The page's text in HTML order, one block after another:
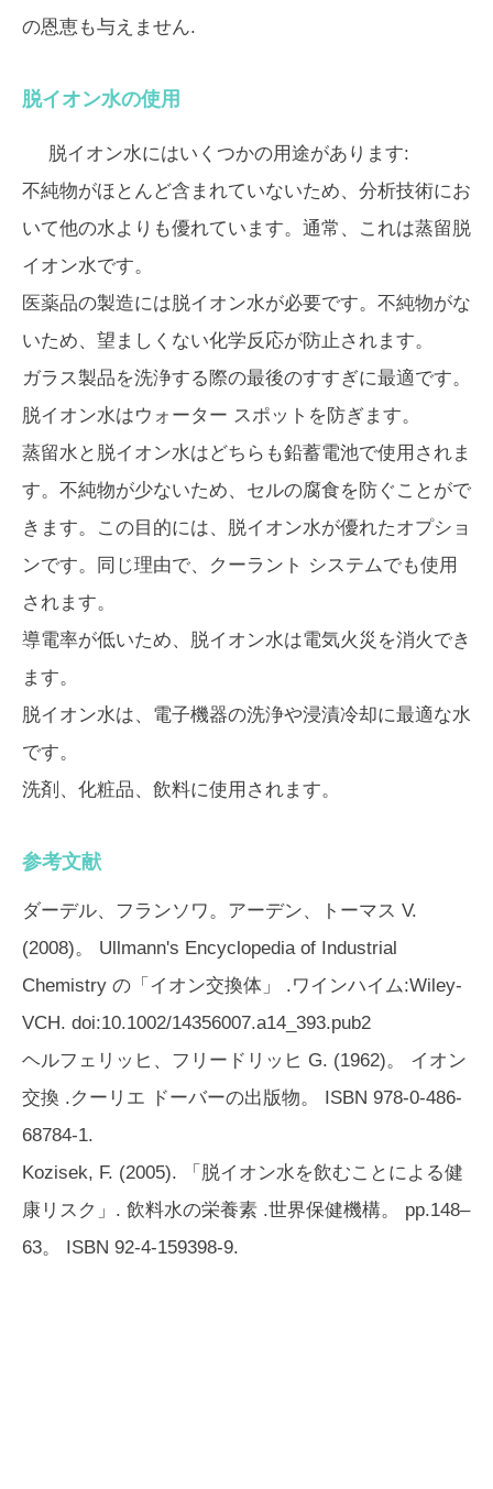
の恩恵も与えません.
脱イオン水の使用
脱イオン水にはいくつかの用途があります:
不純物がほとんど含まれていないため、分析技術にお
いて他の水よりも優れています。通常、これは蒸留脱
イオン水です。
医薬品の製造には脱イオン水が必要です。不純物がな
いため、望ましくない化学反応が防止されます。
ガラス製品を洗浄する際の最後のすすぎに最適です。
脱イオン水はウォーター スポットを防ぎます。
蒸留水と脱イオン水はどちらも鉛蓄電池で使用されま
す。不純物が少ないため、セルの腐食を防ぐことがで
きます。この目的には、脱イオン水が優れたオプショ
ンです。同じ理由で、クーラント システムでも使用
されます。
導電率が低いため、脱イオン水は電気火災を消火でき
ます。
脱イオン水は、電子機器の洗浄や浸漬冷却に最適な水
です。
洗剤、化粧品、飲料に使用されます。
参考文献
ダーデル、フランソワ。アーデン、トーマス V.
(2008)。 Ullmann's Encyclopedia of Industrial
Chemistry の「イオン交換体」 .ワインハイム:Wiley-
VCH. doi:10.1002/14356007.a14_393.pub2
ヘルフェリッヒ、フリードリッヒ G. (1962)。 イオン
交換 .クーリエ ドーバーの出版物。 ISBN 978-0-486-
68784-1.
Kozisek, F. (2005). 「脱イオン水を飲むことによる健
康リスク」. 飲料水の栄養素 .世界保健機構。 pp.148–
63。 ISBN 92-4-159398-9.